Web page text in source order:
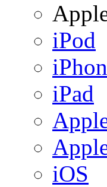
iPod
iPad
iOS